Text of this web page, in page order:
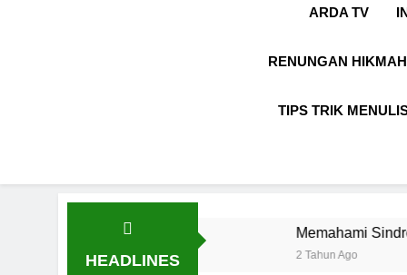
ARDA TV
RENUNGAN HIKMAH
TIPS TRIK
HEADLINES
Memahami Sindrom Geriatri:
2 Tahun Ago